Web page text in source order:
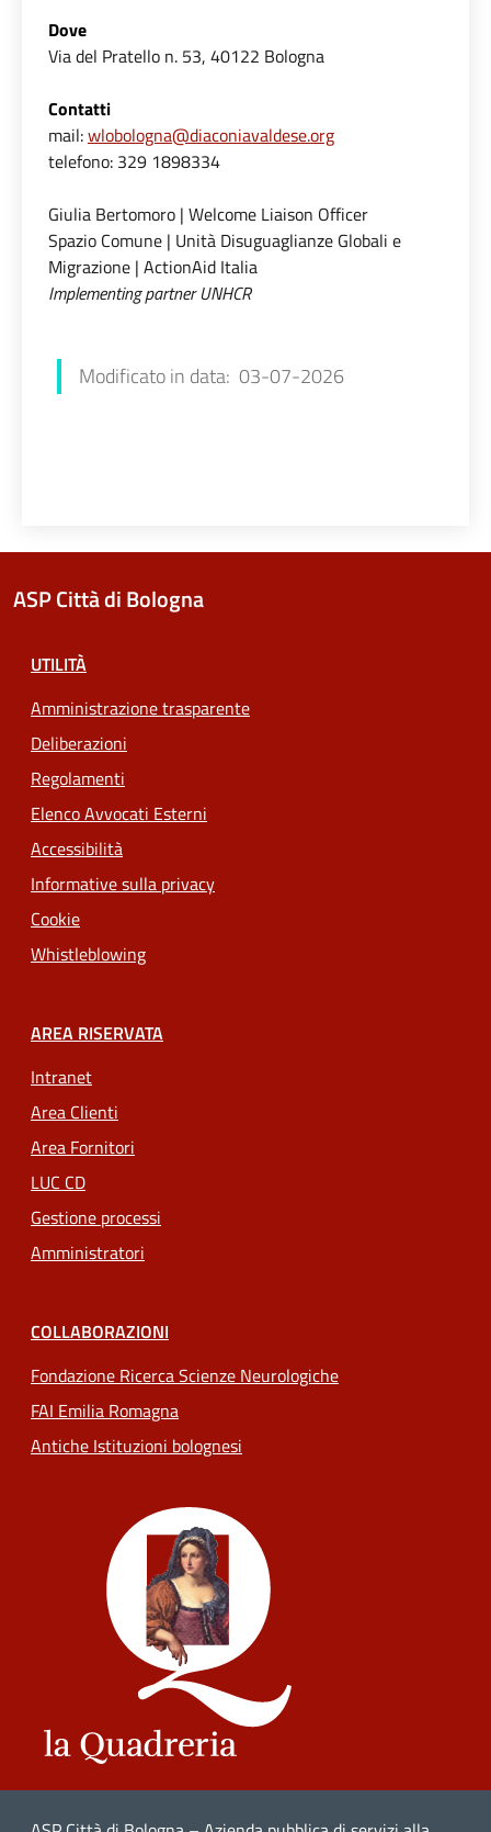
Dove
Via del Pratello n. 53, 40122 Bologna
Contatti
mail:wlobologna@diaconiavaldese.org
telefono: 329 1898334
Giulia Bertomoro | Welcome Liaison Officer
Spazio Comune | Unità Disuguaglianze Globali e
Migrazione | ActionAid Italia
Implementing partner UNHCR
Modificato in data: 03-07-2026
ASP Città di Bologna
UTILITÀ
Amministrazione trasparente
Deliberazioni
Regolamenti
Elenco Avvocati Esterni
Accessibilità
Informative sulla privacy
Cookie
Whistleblowing
AREA RISERVATA
Intranet
Area Clienti
Area Fornitori
LUC CD
Gestione processi
Amministratori
COLLABORAZIONI
Fondazione Ricerca Scienze Neurologiche
FAI Emilia Romagna
Antiche Istituzioni bolognesi